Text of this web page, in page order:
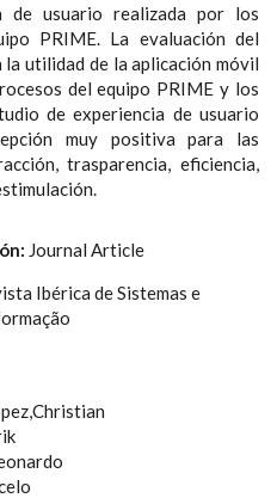
de usuario realizada por los
PRIME. La evaluación del
utilidad de la aplicación móvil
del equipo PRIME y los
de experiencia de usuario
muy positiva para las
trasparencia, eficiencia,
Journal Article
Ibérica de Sistemas e